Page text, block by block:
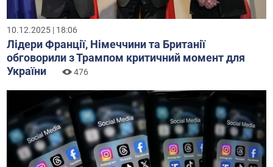
10.12.2025 | 18:06
Лідери Франції, Німеччини та Британії
обговорили з Трампом критичний момент для
України
476